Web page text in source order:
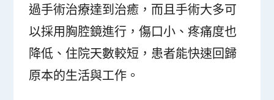
過手術治療達到治癒，而且手術大多可
以採用胸腔鏡進行，傷口小、疼痛度也
降低、住院天數較短，患者能快速回歸
原本的生活與工作。